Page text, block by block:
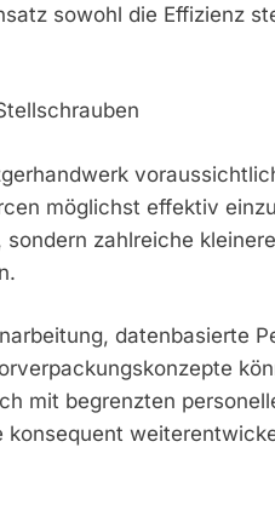
sowohl die Effizienz
möglichst effektiv
zahlreiche
datenbasierte
mit begrenzten
konsequent